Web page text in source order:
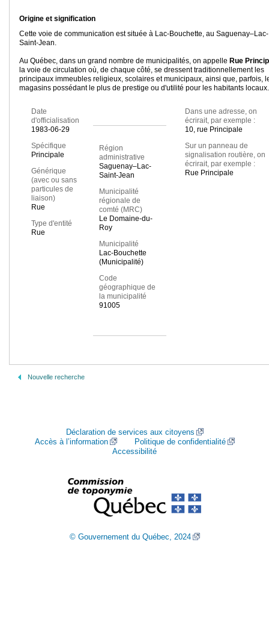
Origine et signification
Cette voie de communication est située à Lac-Bouchette, au Saguenay–Lac-
Saint-Jean.
Au Québec, dans un grand nombre de municipalités, on appelle Rue
la voie de circulation où, de chaque côté, se dressent traditionnellement les
principaux immeubles religieux, scolaires et municipaux, ainsi que, parfois,
magasins possédant le plus de prestige ou d'utilité pour les habitants locaux.
Date
d'officialisation
1983-06-29
Spécifique
Principale
Générique
(avec ou sans
particules de
liaison)
Rue
Type d'entité
Rue
Région
administrative
Saguenay–Lac-
Saint-Jean
Municipalité
régionale de
comté (MRC)
Le Domaine-du-
Roy
Municipalité
Lac-Bouchette
(Municipalité)
Code
géographique de
la municipalité
91005
Dans une adresse, on
écrirait, par exemple :
10, rue Principale
Sur un panneau de
signalisation routière, on
écrirait, par exemple :
Rue Principale
Nouvelle recherche
Déclaration de services aux citoyens
Accès à l’information
Politique de confidentialité
Accessibilité
© Gouvernement du Québec, 2024